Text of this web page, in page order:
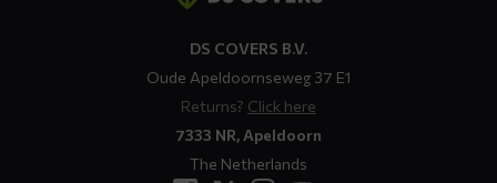
DS COVERS B.V.
Oude Apeldoornseweg 37 E1
Returns? Click here
7333 NR, Apeldoorn
The Netherlands